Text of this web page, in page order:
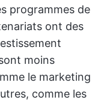
programmes de
ont des
moins
le marketing
comme les